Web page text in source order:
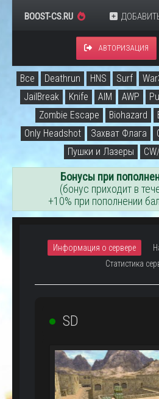
BOOST-CS.RU
АВТОРИЗАЦИЯ
Все Deathrun HNS Surf
JailBreak
Knife AIM AWP
Zombie Escape
Biohazard
Only Headshot
Захват Флага
Пушки и Лазеры
Бонусы при
(бонус приходит в
+10% при пополнении
Информация о сервере
Статистика
SD